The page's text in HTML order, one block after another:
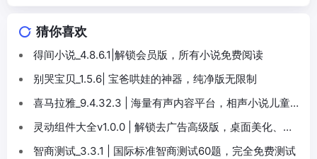
猜你喜欢
得间小说_4.8.6.1|解锁会员版，所有小说免费阅读
别哭宝贝_1.5.6| 宝爸哄娃的神器，纯净版无限制
喜马拉雅_9.4.32.3 | 海量有声内容平台，相声小说儿童节
灵动组件大全v1.0.0 | 解锁去广告高级版，桌面美化、图
片编辑及多功能小组件
智商测试_3.3.1 | 国际标准智商测试60题，完全免费测试